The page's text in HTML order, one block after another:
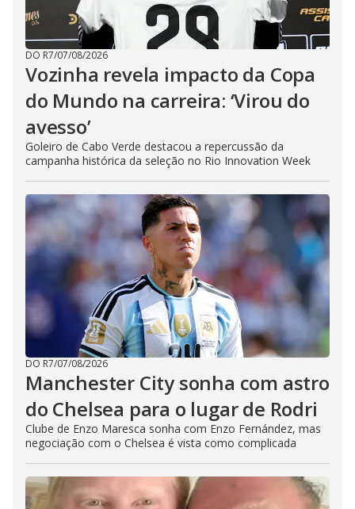
DO R7/07/08/2026
Vozinha revela impacto da Copa
do Mundo na carreira: ‘Virou do
avesso’
Goleiro de Cabo Verde destacou a repercussão da
campanha histórica da seleção no Rio Innovation Week
DO R7/07/08/2026
Manchester City sonha com astro
do Chelsea para o lugar de Rodri
Clube de Enzo Maresca sonha com Enzo Fernández, mas
negociação com o Chelsea é vista como complicada